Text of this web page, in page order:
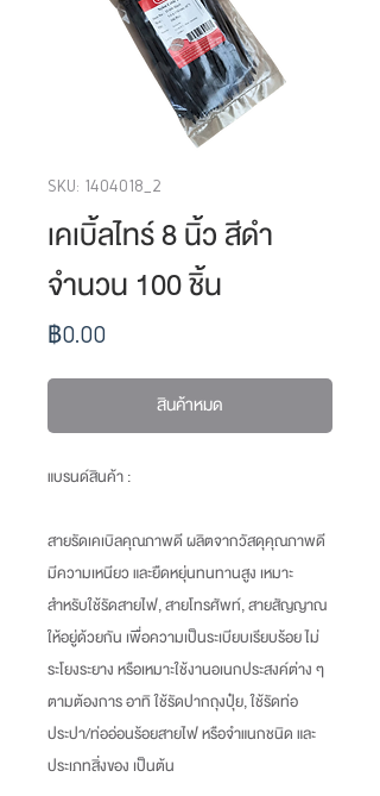
SKU: 1404018_2
เคเบิ้ลไทร์ 8 นิ้ว สีดำ
จำนวน 100 ชิ้น
฿0.00ราคา
สินค้าหมด
แบรนด์สินค้า :
สายรัดเคเบิลคุณภาพดี ผลิตจากวัสดุคุณภาพดี
มีความเหนียว และยืดหยุ่นทนทานสูง เหมาะ
สำหรับใช้รัดสายไฟ, สายโทรศัพท์, สายสัญญาณ
ให้อยู่ด้วยกัน เพื่อความเป็นระเบียบเรียบร้อย ไม่
ระโยงระยาง หรือเหมาะใช้งานอเนกประสงค์ต่าง ๆ
ตามต้องการ อาทิ ใช้รัดปากถุงปุ๋ย, ใช้รัดท่อ
ประปา/ท่ออ่อนร้อยสายไฟ หรือจำแนกชนิด และ
ประเภทสิ่งของ เป็นต้น